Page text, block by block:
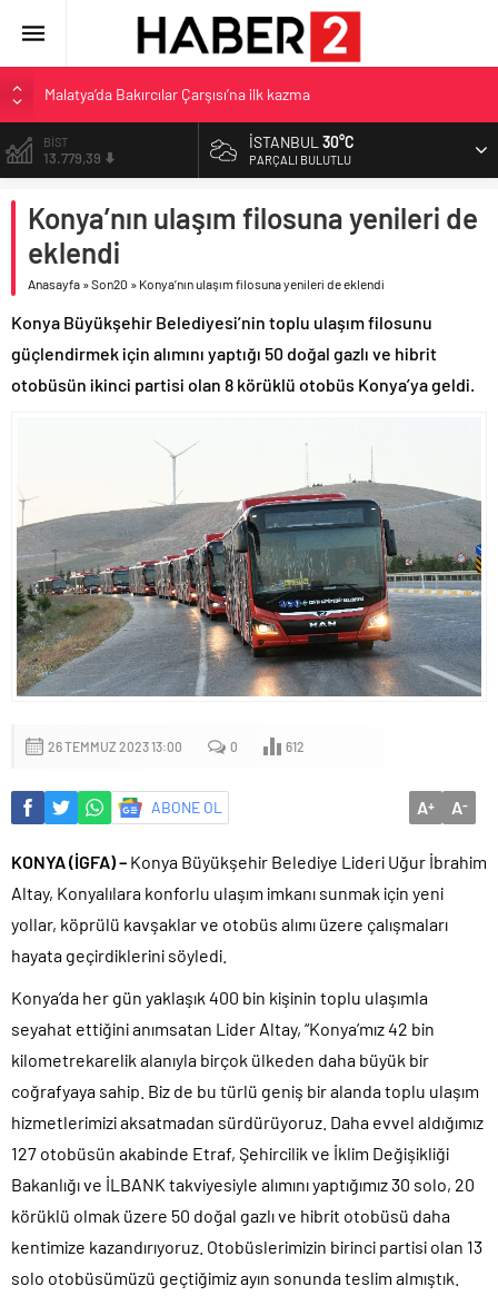
Malatya’da Bakırcılar Çarşısı’na ilk kazma
BAU Tıp’tan öğrencilerine 500 bin liralık bilimsel destek
İzmit Belediyesi’nden Tepeköy’de asfalt mesaisi
Toprak Razgatlıoğlu Çekya’da ikinci oldu
DOLAR
47,7178
55,1513
ALTIN
6.635,91
13.779,39
İSTANBUL30°C
PARÇALI BULUTLU
Konya’nın ulaşım filosuna yenileri de
eklendi
Anasayfa »Son20 » Konya’nın ulaşım filosuna yenileri de eklendi
Konya Büyükşehir Belediyesi’nin toplu ulaşım filosunu
güçlendirmek için alımını yaptığı 50 doğal gazlı ve hibrit
otobüsün ikinci partisi olan 8 körüklü otobüs Konya’ya geldi.
26 TEMMUZ 2023 13:00 0 612
ABONE OL A+ A-
KONYA (İGFA) – Konya Büyükşehir Belediye Lideri Uğur İbrahim
Altay, Konyalılara konforlu ulaşım imkanı sunmak için yeni
yollar, köprülü kavşaklar ve otobüs alımı üzere çalışmaları
hayata geçirdiklerini söyledi.
Konya’da her gün yaklaşık 400 bin kişinin toplu ulaşımla
seyahat ettiğini anımsatan Lider Altay, “Konya’mız 42 bin
kilometrekarelik alanıyla birçok ülkeden daha büyük bir
coğrafyaya sahip. Biz de bu türlü geniş bir alanda toplu ulaşım
hizmetlerimizi aksatmadan sürdürüyoruz. Daha evvel aldığımız
127 otobüsün akabinde Etraf, Şehircilik ve İklim Değişikliği
Bakanlığı ve İLBANK takviyesiyle alımını yaptığımız 30 solo, 20
körüklü olmak üzere 50 doğal gazlı ve hibrit otobüsü daha
kentimize kazandırıyoruz. Otobüslerimizin birinci partisi olan 13
solo otobüsümüzü geçtiğimiz ayın sonunda teslim almıştık.